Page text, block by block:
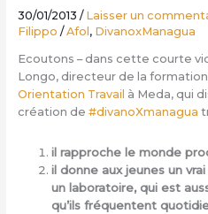
30/01/2013 / Laisser un
Filippo /Afol, DivanoxManagua
Ecoutons – dans cette courte
Longo, directeur de la formation
Orientation Travail à Meda, qui
création de #divanoXmanagua
il rapproche le monde
il donne aux jeunes un
un laboratoire, qui est
qu’ils fréquentent